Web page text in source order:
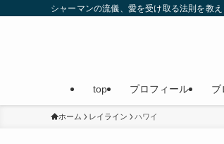
シャーマンの流儀、愛を受け取る法則を教
top プロフィール ブ
ホーム レイライン ハワイ